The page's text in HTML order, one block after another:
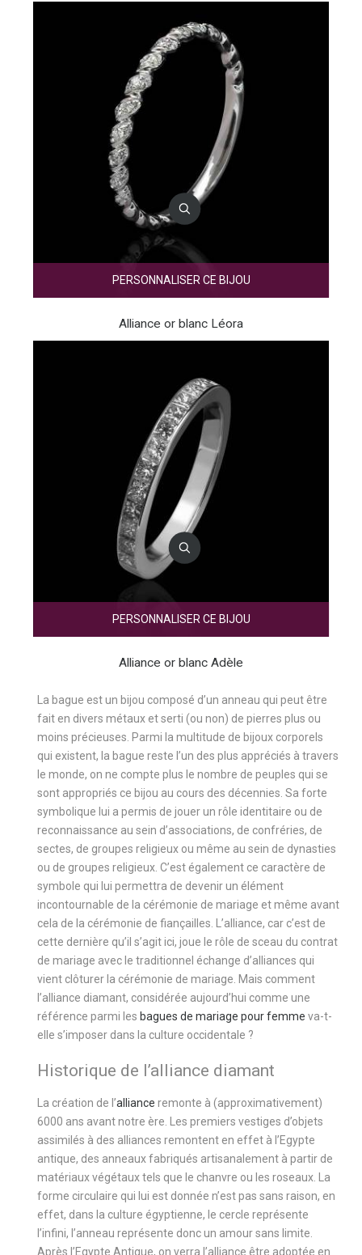
PERSONNALISER CE BIJOU
Alliance or blanc Léora
PERSONNALISER CE BIJOU
Alliance or blanc Adèle
La bague est un bijou composé d’un anneau qui peut être
fait en divers métaux et serti (ou non) de pierres plus ou
moins précieuses. Parmi la multitude de bijoux corporels
qui existent, la bague reste l’un des plus appréciés à travers
le monde, on ne compte plus le nombre de peuples qui se
sont appropriés ce bijou au cours des décennies. Sa forte
symbolique lui a permis de jouer un rôle identitaire ou de
reconnaissance au sein d’associations, de confréries, de
sectes, de groupes religieux ou même au sein de dynasties
ou de groupes religieux. C’est également ce caractère de
symbole qui lui permettra de devenir un élément
incontournable de la cérémonie de mariage et même avant
cela de la cérémonie de fiançailles. L’alliance, car c’est de
cette dernière qu’il s’agit ici, joue le rôle de sceau du contrat
de mariage avec le traditionnel échange d’alliances qui
vient clôturer la cérémonie de mariage. Mais comment
l’alliance diamant, considérée aujourd’hui comme une
référence parmi lesbagues de mariage pour femme va-t-
elle s’imposer dans la culture occidentale ?
Historique de l’alliance diamant
La création de l’alliance remonte à (approximativement)
6000 ans avant notre ère. Les premiers vestiges d’objets
assimilés à des alliances remontent en effet à l’Egypte
antique, des anneaux fabriqués artisanalement à partir de
matériaux végétaux tels que le chanvre ou les roseaux. La
forme circulaire qui lui est donnée n’est pas sans raison, en
effet, dans la culture égyptienne, le cercle représente
l’infini, l’anneau représente donc un amour sans limite.
Après l’Egypte Antique, on verra l’alliance être adoptée en